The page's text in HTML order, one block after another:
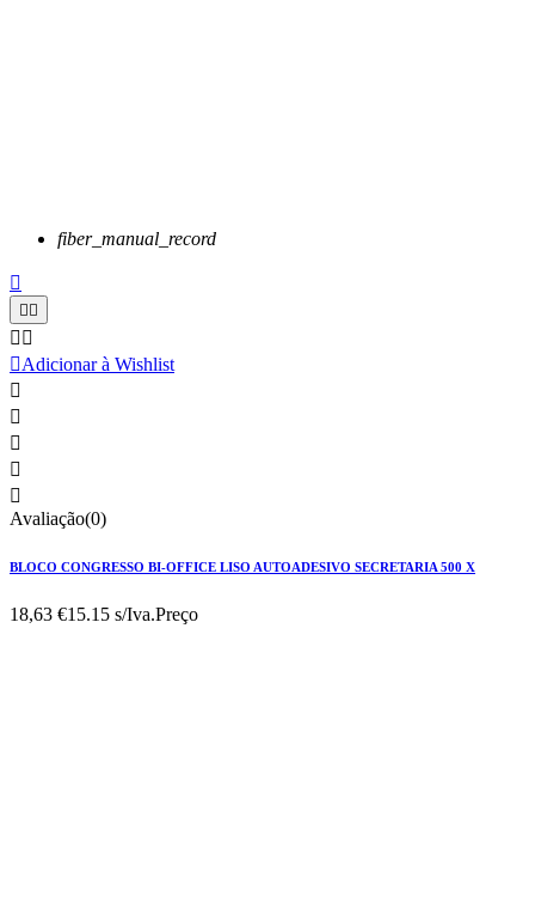
fiber_manual_record

 
 
Adicionar à Wishlist





Avaliação(0)
BLOCO CONGRESSO BI-OFFICE LISO AUTOADESIVO SECRETARIA 500 X
18,63 €15.15 s/Iva.Preço